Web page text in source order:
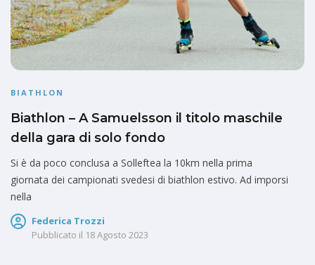
BIATHLON
Biathlon – A Samuelsson il titolo maschile
della gara di solo fondo
Si è da poco conclusa a Solleftea la 10km nella prima
giornata dei campionati svedesi di biathlon estivo. Ad imporsi
nella
Federica Trozzi
Pubblicato il 18 Agosto 2023